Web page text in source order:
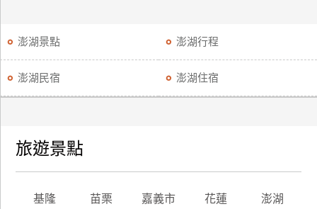
澎湖景點 澎湖行程
澎湖民宿 澎湖住宿
旅遊景點
基隆 苗栗 嘉義市 花蓮 澎湖